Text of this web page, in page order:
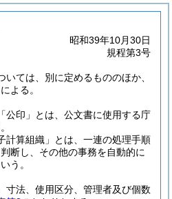
昭和39年10月30日
規程第3号
いては、別に定めるもののほか、
よる。
公印」とは、公文書に使用する庁
計算組織」とは、一連の処理手順
断し、その他の事務を自動的に
う。
寸法、使用区分、管理者及び個数